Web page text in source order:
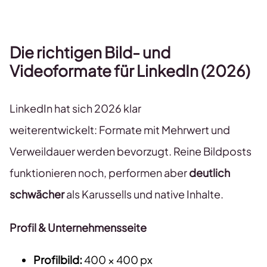
Die richtigen Bild- und
Videoformate fürLinkedIn (2026)
LinkedIn hat sich 2026 klar
weiterentwickelt: Formate mit Mehrwert und
Verweildauer werden bevorzugt. Reine Bildposts
funktionieren noch, performen aberdeutlich
schwächerals Karussells und native Inhalte.
Profil & Unternehmensseite
Profilbild:400 × 400 px